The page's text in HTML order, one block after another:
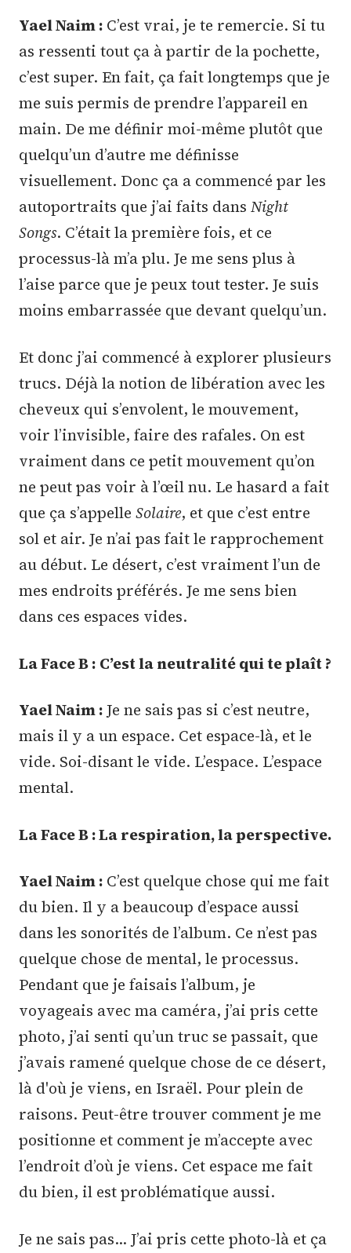
Yael Naim : C’est vrai, je te remercie. Si tu
as ressenti tout ça à partir de la pochette,
c’est super. En fait, ça fait longtemps que je
me suis permis de prendre l’appareil en
main. De me définir moi-même plutôt que
quelqu’un d’autre me définisse
visuellement. Donc ça a commencé par les
autoportraits que j’ai faits dans Night
Songs. C’était la première fois, et ce
processus-là m’a plu. Je me sens plus à
l’aise parce que je peux tout tester. Je suis
moins embarrassée que devant quelqu’un.
Et donc j’ai commencé à explorer plusieurs
trucs. Déjà la notion de libération avec les
cheveux qui s’envolent, le mouvement,
voir l’invisible, faire des rafales. On est
vraiment dans ce petit mouvement qu’on
ne peut pas voir à l’œil nu. Le hasard a fait
que ça s’appelle Solaire, et que c’est entre
sol et air. Je n’ai pas fait le rapprochement
au début. Le désert, c’est vraiment l’un de
mes endroits préférés. Je me sens bien
dans ces espaces vides.
La Face B : C’est la neutralité qui te plaît ?
Yael Naim :Je ne sais pas si c’est neutre,
mais il y a un espace. Cet espace-là, et le
vide. Soi-disant le vide. L’espace. L’espace
mental.
La Face B : La respiration, la perspective.
Yael Naim : C’est quelque chose qui me fait
du bien. Il y a beaucoup d’espace aussi
dans les sonorités de l’album. Ce n’est pas
quelque chose de mental, le processus.
Pendant que je faisais l’album, je
voyageais avec ma caméra, j’ai pris cette
photo, j’ai senti qu’un truc se passait, que
j’avais ramené quelque chose de ce désert,
là d'où je viens, en Israël. Pour plein de
raisons. Peut-être trouver comment je me
positionne et comment je m’accepte avec
l’endroit d’où je viens. Cet espace me fait
du bien, il est problématique aussi.
Je ne sais pas… J’ai pris cette photo-là et ça